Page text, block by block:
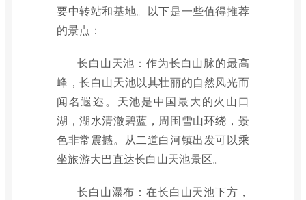
要中转站和基地。以下是一些值得推荐
的景点：
长白山天池：作为长白山脉的最高
峰，长白山天池以其壮丽的自然风光而
闻名遐迩。天池是中国最大的火山口
湖，湖水清澈碧蓝，周围雪山环绕，景
色非常震撼。从二道白河镇出发可以乘
坐旅游大巴直达长白山天池景区。
长白山瀑布：在长白山天池下方，